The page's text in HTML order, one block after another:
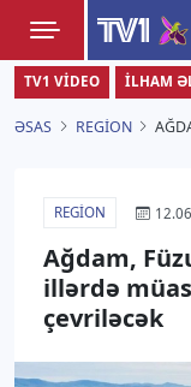
TV1
TV1 VIDEO İLHAM
ƏSAS REGION
REGION
Ağdam,
illərdə
çevriləcək